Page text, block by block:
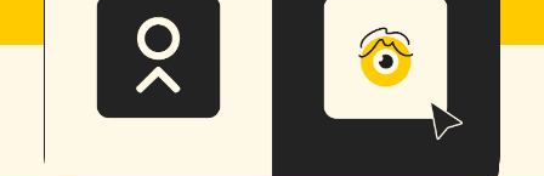
4.7/5 basé sur + de 200 avis